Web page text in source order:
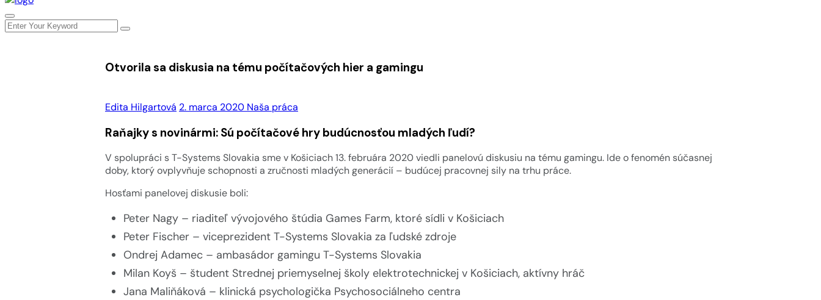
Edita Hilgartová 2. marca 2020 Naša práca
Otvorila sa diskusia na tému počítačových hier a gamingu
Raňajky s novinármi: Sú počítačové hry budúcnosťou mladých ľudí?
V spolupráci s T-Systems Slovakia sme v Košiciach 13. februára 2020 viedli panelovú diskusiu na tému gamingu. Ide o fenomén súčasnej
doby, ktorý ovplyvňuje schopnosti a zručnosti mladých generácií – budúcej pracovnej sily na trhu práce.
Hosťami panelovej diskusie boli:
Peter Nagy – riaditeľ vývojového štúdia Games Farm, ktoré sídli v Košiciach
Peter Fischer – viceprezident T-Systems Slovakia za ľudské zdroje
Ondrej Adamec – ambasádor gamingu T-Systems Slovakia
Milan Koyš – študent Strednej priemyselnej školy elektrotechnickej v Košiciach, aktívny hráč
Jana Maliňáková – klinická psychologička Psychosociálneho centra